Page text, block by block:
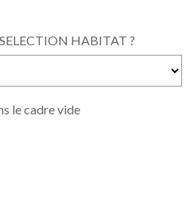
HABITAT ?
le cadre vide